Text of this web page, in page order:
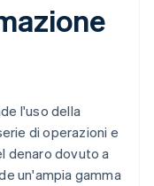
l'uso della
di operazioni e
denaro dovuto a
un'ampia gamma